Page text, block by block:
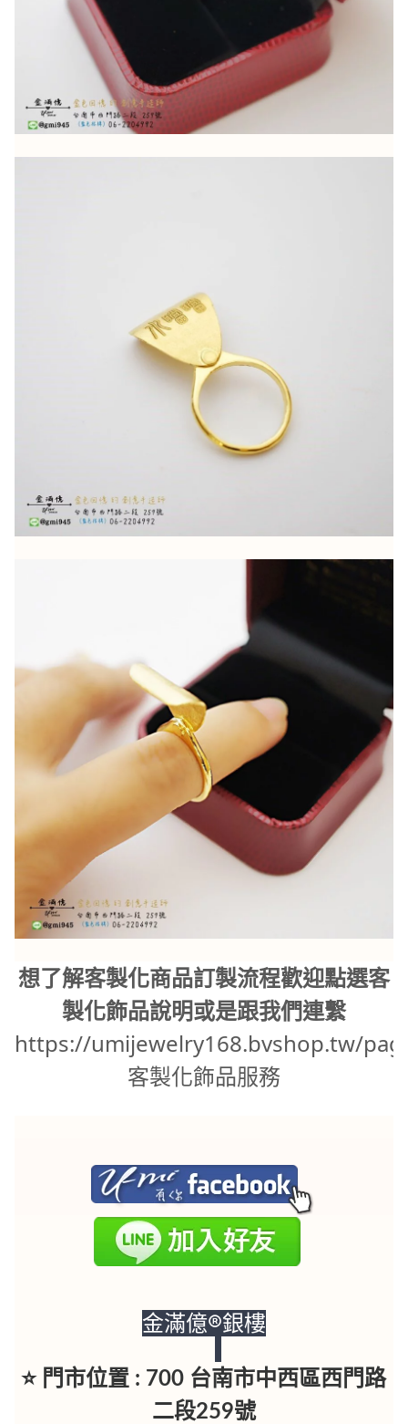
想了解客製化商品訂製流程歡迎點選客
製化飾品說明或是跟我們連繫
https://umijewelry168.bvshop.tw/
客製化飾品服務
金滿億®銀樓
⭐ 門市位置 : 700 台南市中西區西門路
二段259號